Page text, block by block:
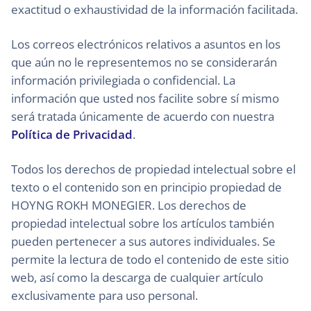
exactitud o exhaustividad de la información facilitada.
Los correos electrónicos relativos a asuntos en los
que aún no le representemos no se considerarán
información privilegiada o confidencial. La
información que usted nos facilite sobre sí mismo
será tratada únicamente de acuerdo con nuestra
Política de Privacidad.
Todos los derechos de propiedad intelectual sobre el
texto o el contenido son en principio propiedad de
HOYNG ROKH MONEGIER. Los derechos de
propiedad intelectual sobre los artículos también
pueden pertenecer a sus autores individuales. Se
permite la lectura de todo el contenido de este sitio
web, así como la descarga de cualquier artículo
exclusivamente para uso personal.